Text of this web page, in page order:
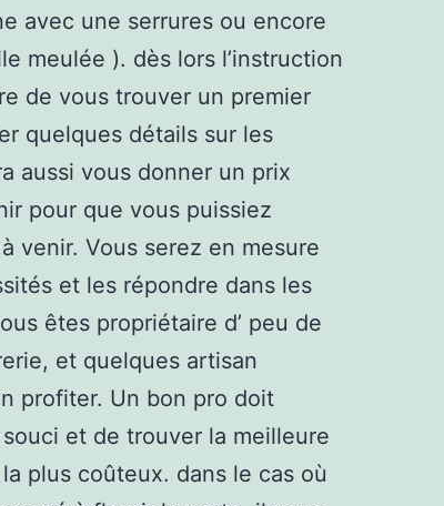
avec une serrures ou encore
meulée ). dès lors l’instruction
de vous trouver un premier
quelques détails sur les
aussi vous donner un prix
pour que vous puissiez
venir. Vous serez en mesure
et les répondre dans les
êtes propriétaire d’ peu de
et quelques artisan
profiter. Un bon pro doit
et de trouver la meilleure
plus coûteux. dans le cas où